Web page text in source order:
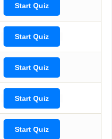
Start Quiz
Start Quiz
Start Quiz
Start Quiz
Start Quiz